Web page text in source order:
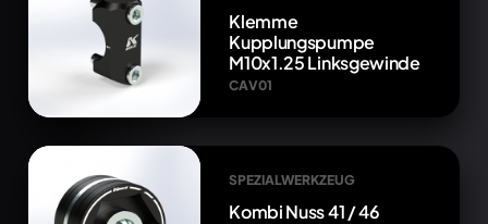
Klemme
Kupplungspumpe
M10x1.25 Linksgewinde
CAV01
SPEZIALWERKZEUG
Kombi Nuss 41 / 46